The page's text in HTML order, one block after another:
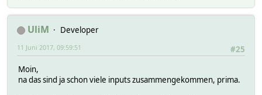
UliM
Developer
#25
11 Juni 2017, 09:59:51
Moin,
na das sind ja schon viele inputs zusammengekommen, prima.